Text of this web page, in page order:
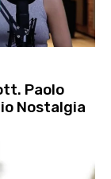
Paolo
Nostalgia